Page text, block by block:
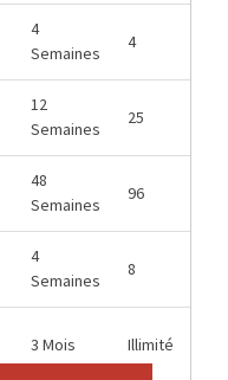
4
Semaines
4
12
Semaines
25
48
Semaines
96
4
Semaines
8
3 Mois Illimité